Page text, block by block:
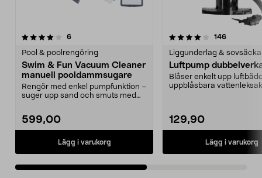
6recensioner
Pool & poolrengöring
Swim & Fun Vacuum Cleaner
manuell pooldammsugare
Rengör med enkel pumpfunktion –
suger upp sand och smuts med
599,00
Lägg i varukorg
4.0av 5 stjärnor 146
Liggunderlag &
Luftpump
Blåser enkelt upp
uppblåsbara
129,90
Lägg i varukorg
4.5av 5 stjärnor